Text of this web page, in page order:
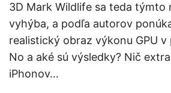
3D Mark Wildlife sa teda týmto
vyhýba, a podľa autorov
realistický obraz výkonu GPU v
No a aké sú výsledky? Nič
iPhonov…